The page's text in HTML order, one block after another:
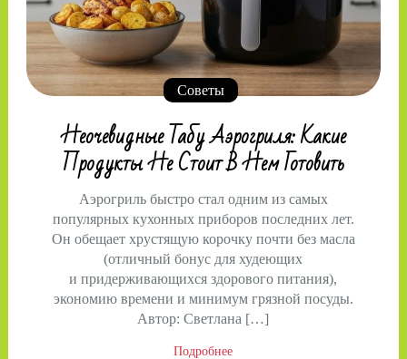
Советы
Неочевидные Табу Аэрогриля: Какие
Продукты Не Стоит В Нем Готовить
Аэрогриль быстро стал одним из самых
популярных кухонных приборов последних лет.
Он обещает хрустящую корочку почти без масла
(отличный бонус для худеющих
и придерживающихся здорового питания),
экономию времени и минимум грязной посуды.
Автор: Светлана […]
Подробнее